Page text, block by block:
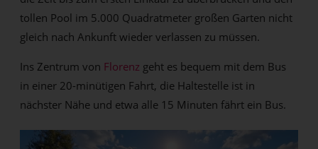
tollen Pool im 5.000 Quadratmeter großen Garten nicht
gleich nach Ankunft wieder verlassen zu müssen.
Ins Zentrum von Florenz geht es bequem mit dem Bus
in einer 20-minütigen Fahrt, die Haltestelle ist in
nächster Nähe und etwa alle 15 Minuten fährt ein Bus.